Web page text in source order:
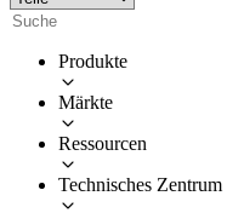
Produkte
Märkte
Ressourcen
Technisches Zentrum